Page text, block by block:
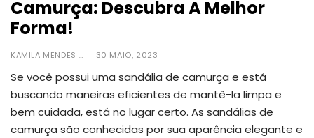
Camurça: Descubra A Melhor
Forma!
KAMILA MENDES 30 MAIO, 2023
Se você possui uma sandália de camurça e está
buscando maneiras eficientes de mantê-la limpa e
bem cuidada, está no lugar certo. As sandálias de
camurça são conhecidas por sua aparência elegante e